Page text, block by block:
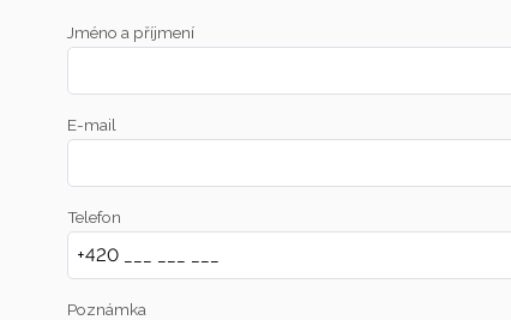
Jméno a příjmení
E-mail
Telefon
Poznámka